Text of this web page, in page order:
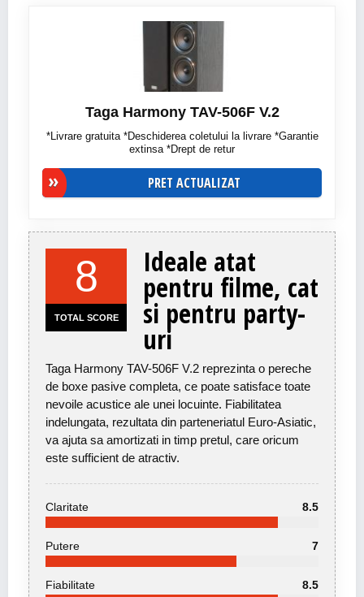
Taga Harmony TAV-506F V.2
*Livrare gratuita *Deschiderea coletului la livrare *Garantie
extinsa *Drept de retur
PRET ACTUALIZAT
8
TOTAL SCORE
Ideale atat
pentru filme, cat
si pentru party-
uri
Taga Harmony TAV-506F V.2 reprezinta o pereche
de boxe pasive completa, ce poate satisface toate
nevoile acustice ale unei locuinte. Fiabilitatea
indelungata, rezultata din parteneriatul Euro-Asiatic,
va ajuta sa amortizati in timp pretul, care oricum
este sufficient de atractiv.
Claritate 8.5
Putere 7
Fiabilitate 8.5